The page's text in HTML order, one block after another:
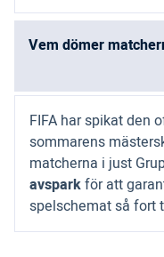
Vem dömer
FIFA har spikat den
sommarens
matcherna i just
avsparkför att
spelschemat så fort